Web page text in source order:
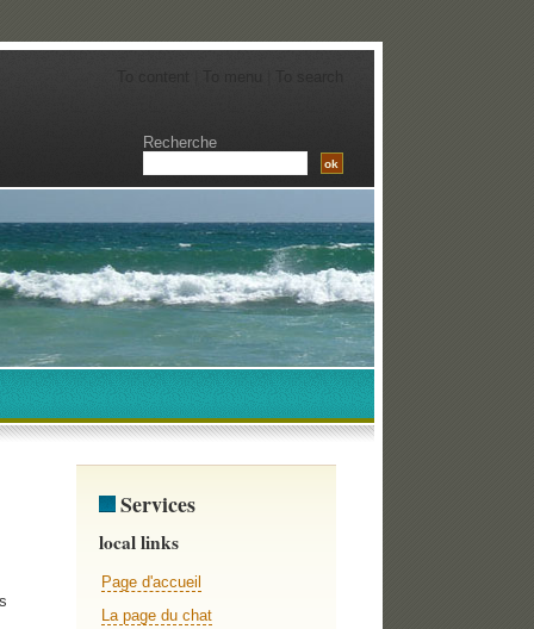
Recherche
Services
local links
Page d'accueil
La page du chat